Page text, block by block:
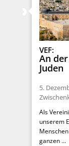
VEF:
An
Juden
5.
Als
unserem
ganzen ...